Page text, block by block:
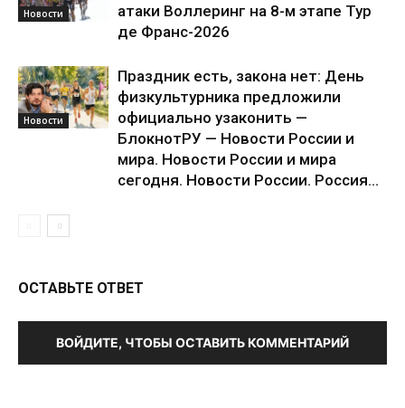
Новости
атаки Воллеринг на 8-м этапе Тур
де Франс-2026
Новости
Праздник есть, закона нет: День
физкультурника предложили
официально узаконить —
БлокнотРУ — Новости России и
мира. Новости России и мира
сегодня. Новости России. Россия...
ОСТАВЬТЕ ОТВЕТ
ВОЙДИТЕ, ЧТОБЫ ОСТАВИТЬ КОММЕНТАРИЙ